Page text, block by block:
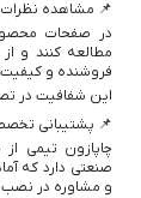
📌 مشاهده
در صفحات محصول
مطالعه کنند و
فروشنده و
این شفافیت در
📌 پشتیبانی
چاپازون تیمی
و مشاوره در نصب